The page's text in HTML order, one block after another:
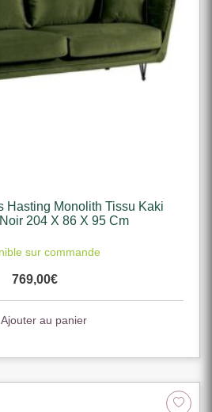
Hasting Monolith Tissu Kaki
204 X 86 X 95 Cm
sur commande
769,00€
Ajouter au panier